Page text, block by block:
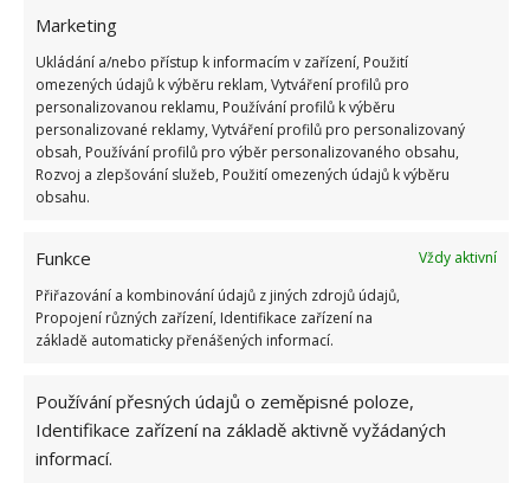
Marketing
Ukládání a/nebo přístup k informacím v zařízení, Použití
omezených údajů k výběru reklam, Vytváření profilů pro
personalizovanou reklamu, Používání profilů k výběru
personalizované reklamy, Vytváření profilů pro personalizovaný
obsah, Používání profilů pro výběr personalizovaného obsahu,
Rozvoj a zlepšování služeb, Použití omezených údajů k výběru
obsahu.
Funkce
Vždy aktivní
Přiřazování a kombinování údajů z jiných zdrojů údajů,
Propojení různých zařízení, Identifikace zařízení na
základě automaticky přenášených informací.
Používání přesných údajů o zeměpisné poloze,
Identifikace zařízení na základě aktivně vyžádaných
informací.
uschnout i na sluníčko (cca 2 dny). Když je banán
suchý, že vypadá jako banánové „lupínky“,
zamíchejte ho přímo do hlíny. Pokaždé, když budete
květinu zalévat, poskytnou lupínky výživu
s postupným uvolňováním.
Banánová slupka jako opěrka
Pokud pěstujete orchidej nebo jinou květinu, která
má dlouhý stonek a potřebuje podpěru, umístěte
celou banánovou slupku mezi stonek a podpěru.
zalévání uvolní živiny.
Lákadlo pro hmyz